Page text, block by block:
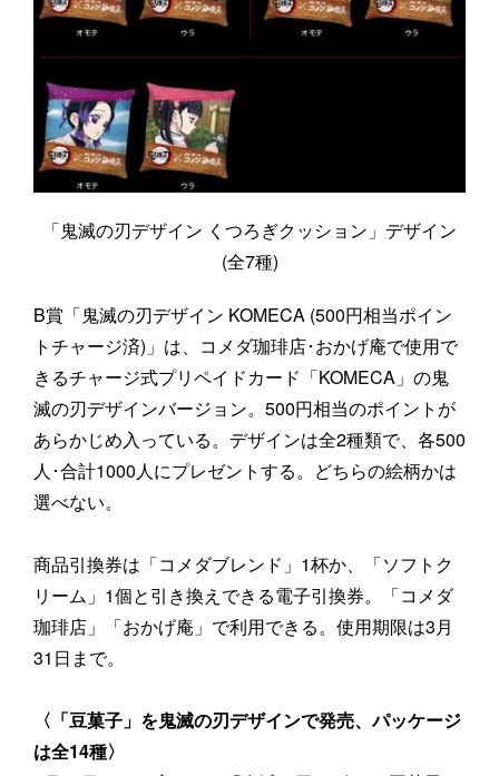
「鬼滅の刃デザイン くつろぎクッション」デザイン
(全7種)
B賞「鬼滅の刃デザイン KOMECA (500円相当ポイン
トチャージ済)」は、コメダ珈琲店･おかげ庵で使用で
きるチャージ式プリペイドカード「KOMECA」の鬼
滅の刃デザインバージョン。500円相当のポイントが
あらかじめ入っている。デザインは全2種類で、各500
人･合計1000人にプレゼントする。どちらの絵柄かは
選べない。
商品引換券は「コメダブレンド」1杯か、「ソフトク
リーム」1個と引き換えできる電子引換券。「コメダ
珈琲店」「おかげ庵」で利用できる。使用期限は3月
31日まで。
〈「豆菓子」を鬼滅の刃デザインで発売、パッケージ
は全14種〉